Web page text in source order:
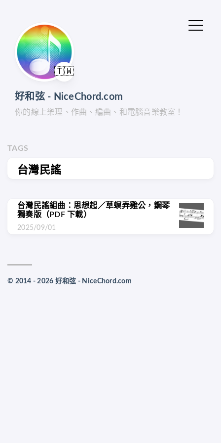
🇹🇼
好和弦 - NiceChord.com
你的線上樂理、作曲、編曲、和電腦音樂教室！
TAGS
台灣民謠
台灣民謠組曲：思想起／草螟弄雞公，鋼琴
獨奏版（PDF 下載）
2025/09/01
© 2014 - 2026 好和弦 - NiceChord.com